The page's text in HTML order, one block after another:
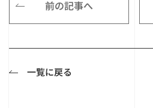
前の記事へ
一覧に戻る